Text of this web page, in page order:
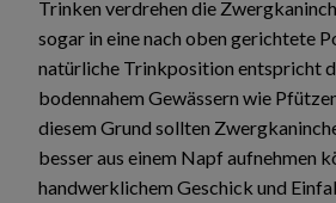
Trinken verdrehen die
sogar in eine nach oben gerichtete
natürliche Trinkposition entspricht
bodennahem Gewässern wie
diesem Grund sollten
besser aus einem Napf aufnehmen
handwerklichem Geschick und